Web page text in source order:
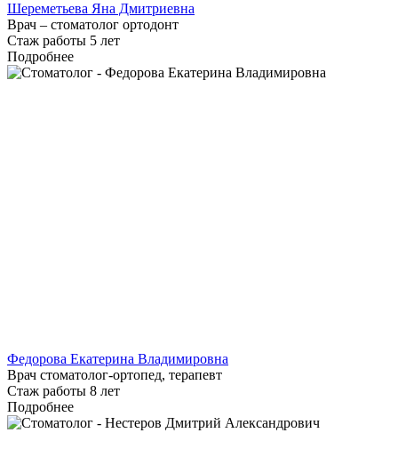
Шереметьева Яна Дмитриевна
Врач – стоматолог ортодонт
Стаж работы 5 лет
Подробнее
Федорова Екатерина Владимировна
Врач стоматолог-ортопед, терапевт
Стаж работы 8 лет
Подробнее